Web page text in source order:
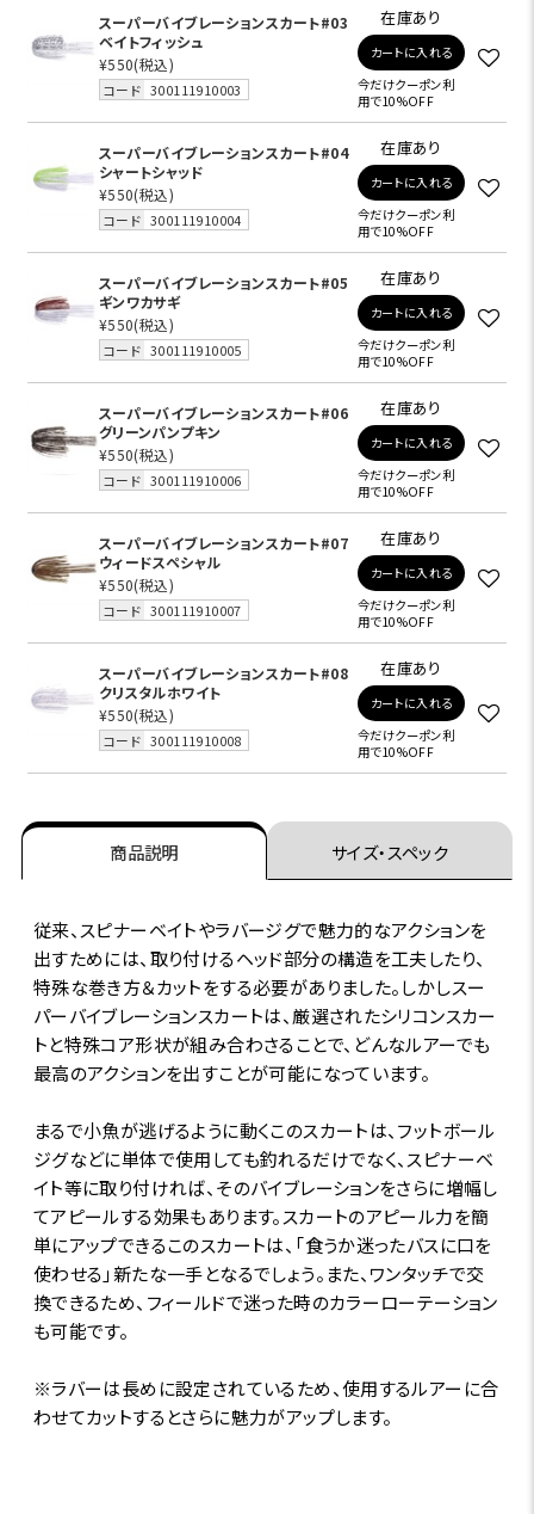
スーパーバイブレーションスカート#03
ベイトフィッシュ
¥550(税込)
コード 300111910003
在庫あり
カートに入れる
今だけクーポン利
用で10%OFF
スーパーバイブレーションスカート#04
シャートシャッド
¥550(税込)
コード 300111910004
在庫あり
カートに入れる
今だけクーポン利
用で10%OFF
スーパーバイブレーションスカート#05
ギンワカサギ
¥550(税込)
コード 300111910005
在庫あり
カートに入れる
今だけクーポン利
用で10%OFF
スーパーバイブレーションスカート#06
グリーンパンプキン
¥550(税込)
コード 300111910006
在庫あり
カートに入れる
今だけクーポン利
用で10%OFF
スーパーバイブレーションスカート#07
ウィードスペシャル
¥550(税込)
コード 300111910007
在庫あり
カートに入れる
今だけクーポン利
用で10%OFF
スーパーバイブレーションスカート#08
クリスタルホワイト
¥550(税込)
コード 300111910008
在庫あり
カートに入れる
今だけクーポン利
用で10%OFF
商品説明 サイズ・スペック
従来、スピナーベイトやラバージグで魅力的なアクションを
出すためには、取り付けるヘッド部分の構造を工夫したり、
特殊な巻き方＆カットをする必要がありました。しかしスー
パーバイブレーションスカートは、厳選されたシリコンスカー
トと特殊コア形状が組み合わさることで、どんなルアーでも
最高のアクションを出すことが可能になっています。
まるで小魚が逃げるように動くこのスカートは、フットボール
ジグなどに単体で使用しても釣れるだけでなく、スピナーベ
イト等に取り付ければ、そのバイブレーションをさらに増幅し
てアピールする効果もあります。スカートのアピール力を簡
単にアップできるこのスカートは、「食うか迷ったバスに口を
使わせる」新たな一手となるでしょう。また、ワンタッチで交
換できるため、フィールドで迷った時のカラーローテーション
も可能です。
※ラバーは長めに設定されているため、使用するルアーに合
わせてカットするとさらに魅力がアップします。